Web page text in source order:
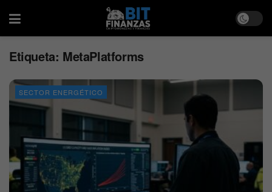
Etiqueta: MetaPlatforms
SECTOR ENERGÉTICO